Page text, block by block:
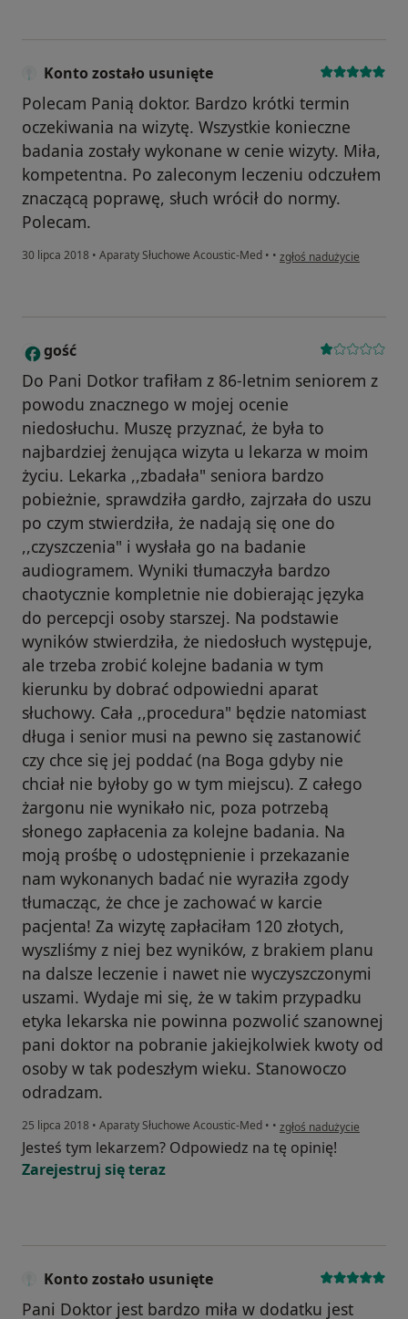
Konto zostało usunięte
Polecam Panią doktor. Bardzo krótki termin
oczekiwania na wizytę. Wszystkie konieczne
badania zostały wykonane w cenie wizyty. Miła,
kompetentna. Po zaleconym leczeniu odczułem
znaczącą poprawę, słuch wrócił do normy.
Polecam.
30 lipca 2018 • Aparaty Słuchowe Acoustic-Med • • w opinii użytkownika
zgłoś nadużycie
G gość
Do Pani Dotkor trafiłam z 86-letnim seniorem z
powodu znacznego w mojej ocenie
niedosłuchu. Muszę przyznać, że była to
najbardziej żenująca wizyta u lekarza w moim
życiu. Lekarka ,,zbadała" seniora bardzo
pobieżnie, sprawdziła gardło, zajrzała do uszu
po czym stwierdziła, że nadają się one do
,,czyszczenia" i wysłała go na badanie
audiogramem. Wyniki tłumaczyła bardzo
chaotycznie kompletnie nie dobierając języka
do percepcji osoby starszej. Na podstawie
wyników stwierdziła, że niedosłuch występuje,
ale trzeba zrobić kolejne badania w tym
kierunku by dobrać odpowiedni aparat
słuchowy. Cała ,,procedura" będzie natomiast
długa i senior musi na pewno się zastanowić
czy chce się jej poddać (na Boga gdyby nie
chciał nie byłoby go w tym miejscu). Z całego
żargonu nie wynikało nic, poza potrzebą
słonego zapłacenia za kolejne badania. Na
moją prośbę o udostępnienie i przekazanie
nam wykonanych badać nie wyraziła zgody
tłumacząc, że chce je zachować w karcie
pacjenta! Za wizytę zapłaciłam 120 złotych,
wyszliśmy z niej bez wyników, z brakiem planu
na dalsze leczenie i nawet nie wyczyszczonymi
uszami. Wydaje mi się, że w takim przypadku
etyka lekarska nie powinna pozwolić szanownej
pani doktor na pobranie jakiejkolwiek kwoty od
osoby w tak podeszłym wieku. Stanowoczo
odradzam.
25 lipca 2018 • Aparaty Słuchowe Acoustic-Med • • w opinii użytkownika gość
zgłoś nadużycie
Jesteś tym lekarzem? Odpowiedz na tę opinię!
Zarejestruj się teraz
Konto zostało usunięte
Pani Doktor jest bardzo miła w dodatku jest